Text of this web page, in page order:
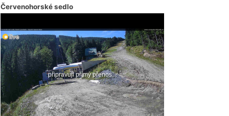
Červenohorské sedlo